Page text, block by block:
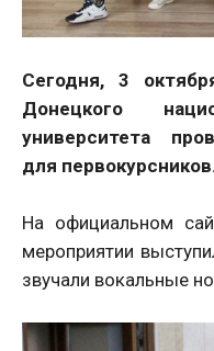
Сегодня, 3
Донецкого
университета
для
На официальном
мероприятии
звучали вокальные